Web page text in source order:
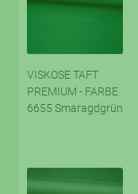
VISKOSE TAFT
PREMIUM - FARBE
6655 Smaragdgrün